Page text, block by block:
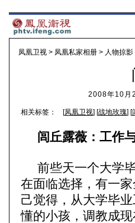
凤凰卫视 > 凤凰私家相册 > 人物掠影
2008年10月
相关标签： [凤凰卫视] [战地玫瑰] [
闾丘露薇：工作
前些天一个大学
在面临选择，有一
己觉得，从大学毕
懂的小孩，调教成